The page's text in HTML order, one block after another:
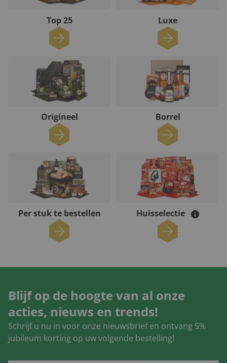
Top 25 Luxe
Origineel Borrel
Per stuk te bestellen Huisselectie
Blijf op de hoogte van al onze
acties, nieuws en trends!
Schrijf u nu in voor onze nieuwsbrief en ontvang 5%
jubileum korting op uw volgende bestelling!